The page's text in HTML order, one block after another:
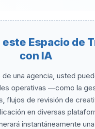
Espacio de
con IA
una agencia, usted
operativas —como la
flujos de revisión de
en diversas
instantáneamente